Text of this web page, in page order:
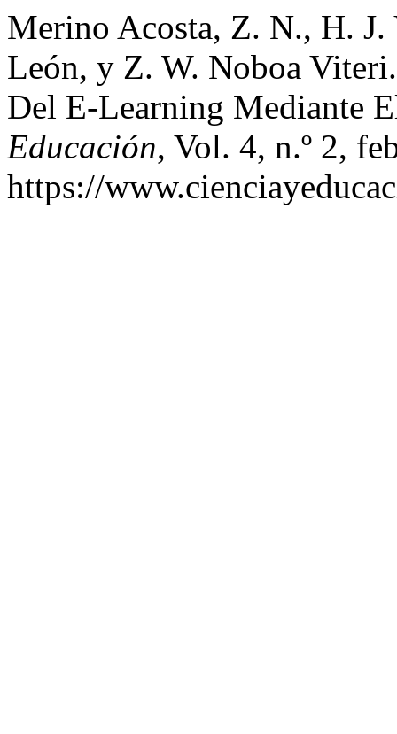
Merino Acosta, Z. N., H. J.
León, y Z. W. Noboa
Del E-Learning Mediante
Educación, Vol. 4, n.º 2,
https://